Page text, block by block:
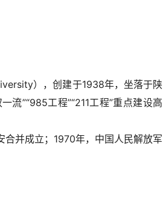
），创建于1938年，坐落于陕
流”“985工程”“211工程”重点建设高
并成立；1970年，中国人民解放军